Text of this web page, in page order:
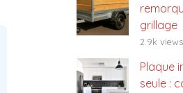
grillage
2.9k views
Plaque
seule :